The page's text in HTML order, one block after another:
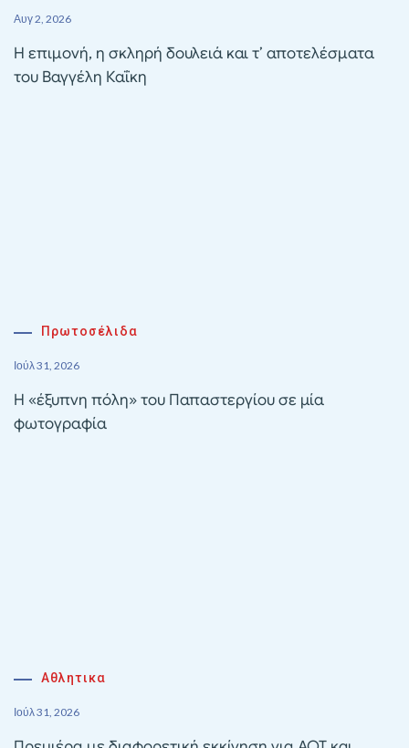
Αυγ 2, 2026
Η επιμονή, η σκληρή δουλειά και τ’ αποτελέσματα
του Βαγγέλη Καΐκη
Πρωτοσέλιδα
Ιούλ 31, 2026
Η «έξυπνη πόλη» του Παπαστεργίου σε μία
φωτογραφία
Αθλητικα
Ιούλ 31, 2026